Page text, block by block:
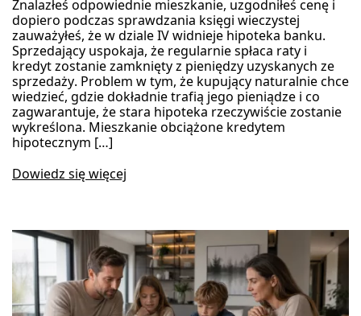
Znalazłeś odpowiednie mieszkanie, uzgodniłeś cenę i
dopiero podczas sprawdzania księgi wieczystej
zauważyłeś, że w dziale IV widnieje hipoteka banku.
Sprzedający uspokaja, że regularnie spłaca raty i
kredyt zostanie zamknięty z pieniędzy uzyskanych ze
sprzedaży. Problem w tym, że kupujący naturalnie chce
wiedzieć, gdzie dokładnie trafią jego pieniądze i co
zagwarantuje, że stara hipoteka rzeczywiście zostanie
wykreślona. Mieszkanie obciążone kredytem
hipotecznym […]
Dowiedz się więcej